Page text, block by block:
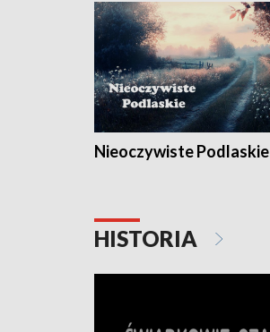
Nieoczywiste Podlaskie
HISTORIA